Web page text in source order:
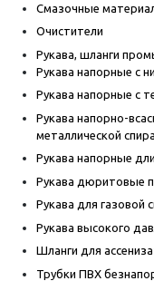
Смазочные
Очистители
Рукава, шланги
Рукава напорные с
Рукава напорные с
Рукава напорно-
металлической
Рукава напорные
Рукава дюритовые
Рукава для газовой
Рукава высокого
Шланги для
Трубки ПВХ